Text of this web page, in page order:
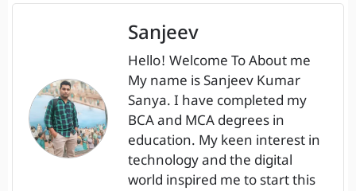
Sanjeev
Hello! Welcome To About me
My name is Sanjeev Kumar
Sanya. I have completed my
BCA and MCA degrees in
education. My keen interest in
technology and the digital
world inspired me to start this